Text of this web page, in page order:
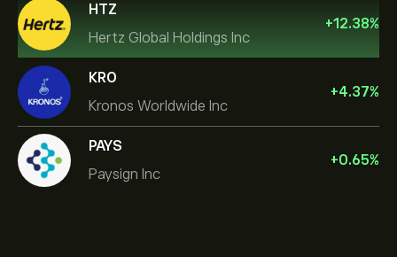
HTZ
Hertz Global Holdings Inc
+12.38%
KRO
Kronos Worldwide Inc
+4.37%
PAYS
Paysign Inc
+0.65%